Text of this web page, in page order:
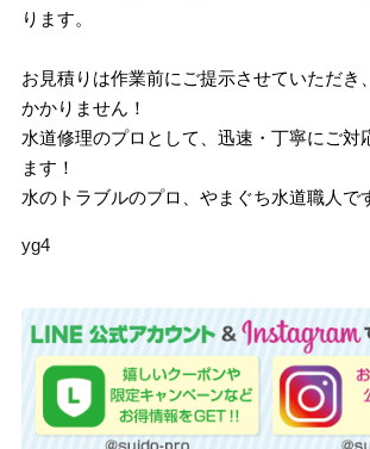
ります。
お見積りは作業前にご提示させていただき
かかりません！
水道修理のプロとして、迅速・丁寧にご対
ます！
水のトラブルのプロ、やまぐち水道職人で
yg4